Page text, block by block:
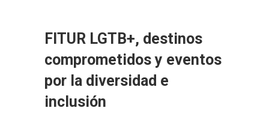
FITUR LGTB+, destinos
comprometidos y eventos
por la diversidad e
inclusión